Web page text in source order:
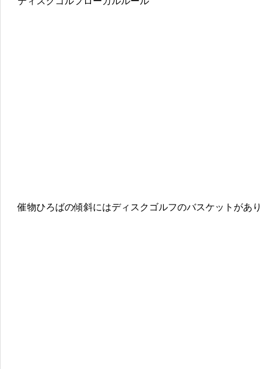
催物ひろばの傾斜にはディスクゴルフのバスケットがあ